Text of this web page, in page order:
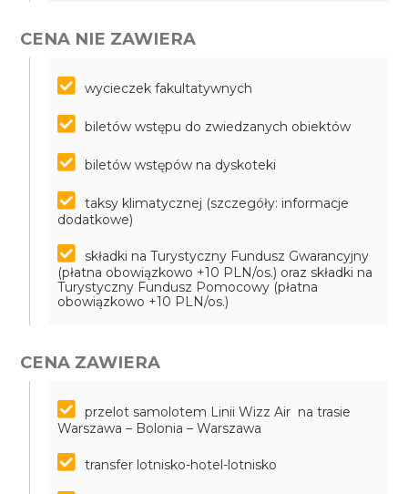
CENA NIE ZAWIERA
wycieczek fakultatywnych
biletów wstępu do zwiedzanych obiektów
biletów wstępów na dyskoteki
taksy klimatycznej (szczegóły: informacje
dodatkowe)
składki na Turystyczny Fundusz Gwarancyjny
(płatna obowiązkowo +10 PLN/os.) oraz składki na
Turystyczny Fundusz Pomocowy (płatna
obowiązkowo +10 PLN/os.)
CENA ZAWIERA
przelot samolotem Linii Wizz Air na trasie
Warszawa – Bolonia – Warszawa
transfer lotnisko-hotel-lotnisko